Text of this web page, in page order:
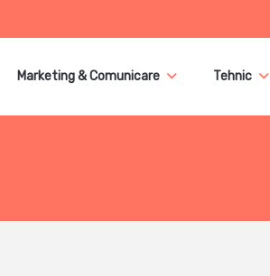
Marketing & Comunicare Tehnic